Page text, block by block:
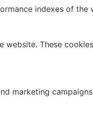
indexes of
These
marketing